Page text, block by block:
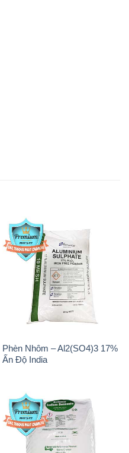
Phèn Nhôm – Al2(SO4)3 17%
Ấn Độ India